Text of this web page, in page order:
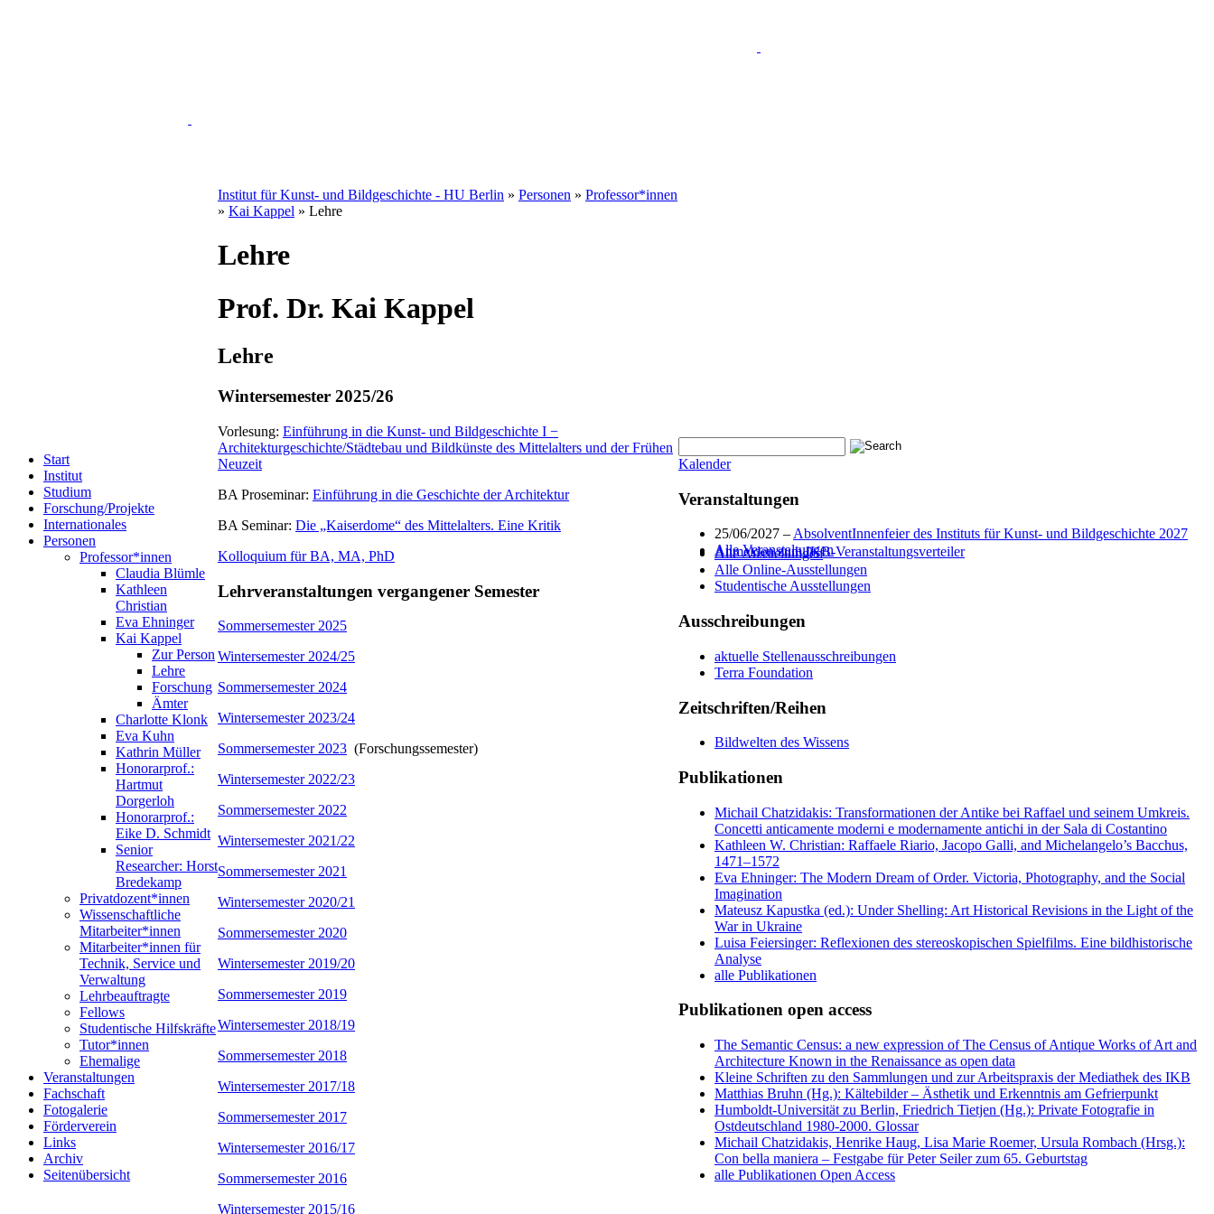
Start
Institut
Studium
Forschung/Projekte
Internationales
Personen
Professor*innen
Claudia Blümle
Kathleen
Christian
Eva Ehninger
Kai Kappel
Zur Person
Lehre
Forschung
Ämter
Charlotte Klonk
Eva Kuhn
Kathrin Müller
Honorarprof.:
Hartmut
Dorgerloh
Honorarprof.:
Eike D. Schmidt
Senior
Researcher: Horst
Bredekamp
Privatdozent*innen
Wissenschaftliche
Mitarbeiter*innen
Mitarbeiter*innen für
Technik, Service und
Verwaltung
Lehrbeauftragte
Fellows
Studentische Hilfskräfte
Tutor*innen
Ehemalige
Veranstaltungen
Fachschaft
Fotogalerie
Förderverein
Links
Archiv
Seitenübersicht
Institut für Kunst- und Bildgeschichte - HU Berlin » Personen » Professor*innen
» Kai Kappel » Lehre
Lehre
Prof. Dr. Kai Kappel
Lehre
Wintersemester 2025/26
Vorlesung: Einführung in die Kunst- und Bildgeschichte I −
Architekturgeschichte/Städtebau und Bildkünste des Mittelalters und der Frühen
Neuzeit
BA Proseminar: Einführung in die Geschichte der Architektur
BA Seminar: Die „Kaiserdome“ des Mittelalters. Eine Kritik
Kolloquium für BA, MA, PhD
Lehrveranstaltungen vergangener Semester
Sommersemester 2025
Wintersemester 2024/25
Sommersemester 2024
Wintersemester 2023/24
Sommersemester 2023 (Forschungssemester)
Wintersemester 2022/23
Sommersemester 2022
Wintersemester 2021/22
Sommersemester 2021
Wintersemester 2020/21
Sommersemester 2020
Wintersemester 2019/20
Sommersemester 2019
Wintersemester 2018/19
Sommersemester 2018
Wintersemester 2017/18
Sommersemester 2017
Wintersemester 2016/17
Sommersemester 2016
Wintersemester 2015/16
Kalender
Veranstaltungen
25/06/2027 –AbsolventInnenfeier des Instituts für Kunst- und Bildgeschichte 2027
Alle Veranstaltungen
Anmelden zum IKB-Veranstaltungsverteiler
Alle Ausstellungen
Alle Online-Ausstellungen
Studentische Ausstellungen
Ausschreibungen
aktuelle Stellenausschreibungen
Terra Foundation
Zeitschriften/Reihen
Bildwelten des Wissens
Publikationen
Michail Chatzidakis: Transformationen der Antike bei Raffael und seinem Umkreis.
Concetti anticamente moderni e modernamente antichi in der Sala di Costantino
Kathleen W. Christian: Raffaele Riario, Jacopo Galli, and Michelangelo’s Bacchus,
1471–1572
Eva Ehninger: The Modern Dream of Order. Victoria, Photography, and the Social
Imagination
Mateusz Kapustka (ed.): Under Shelling: Art Historical Revisions in the Light of the
War in Ukraine
Luisa Feiersinger: Reflexionen des stereoskopischen Spielfilms. Eine bildhistorische
Analyse
alle Publikationen
Publikationen open access
The Semantic Census: a new expression of The Census of Antique Works of Art and
Architecture Known in the Renaissance as open data
Kleine Schriften zu den Sammlungen und zur Arbeitspraxis der Mediathek des IKB
Matthias Bruhn (Hg.): Kältebilder – Ästhetik und Erkenntnis am Gefrierpunkt
Humboldt-Universität zu Berlin, Friedrich Tietjen (Hg.): Private Fotografie in
Ostdeutschland 1980-2000. Glossar
Michail Chatzidakis, Henrike Haug, Lisa Marie Roemer, Ursula Rombach (Hrsg.):
Con bella maniera – Festgabe für Peter Seiler zum 65. Geburtstag
alle Publikationen Open Access